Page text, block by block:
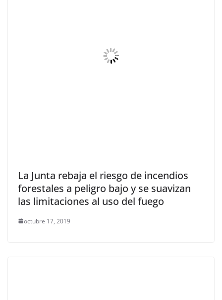
La Junta rebaja el riesgo de incendios
forestales a peligro bajo y se suavizan
las limitaciones al uso del fuego
octubre 17, 2019